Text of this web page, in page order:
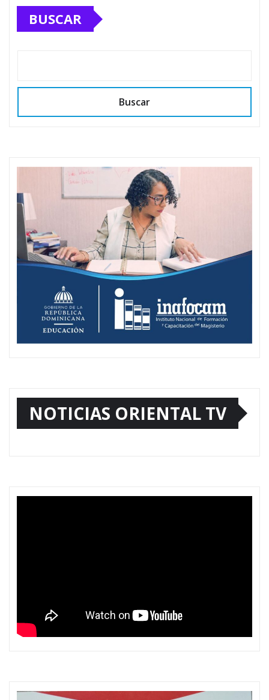
BUSCAR
Buscar
NOTICIAS ORIENTAL TV